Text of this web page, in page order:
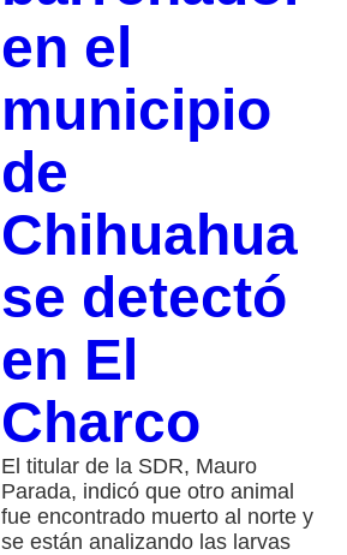
en el
municipio
de
Chihuahua
se detectó
en El
Charco
El titular de la SDR, Mauro
Parada, indicó que otro animal
fue encontrado muerto al norte y
se están analizando las larvas